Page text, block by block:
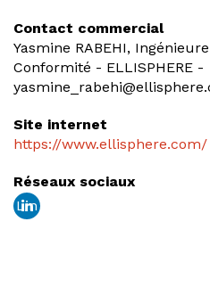
Contact commercial
Yasmine RABEHI,
Conformité - ELLISPHERE -
Site internet
https://www.ellisphere.com/
Réseaux sociaux
Lin